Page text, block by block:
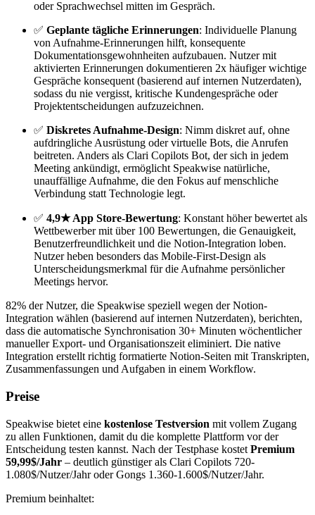
oder Sprachwechsel mitten im Gespräch.
✅ Geplante tägliche Erinnerungen: Individuelle Planung
von Aufnahme-Erinnerungen hilft, konsequente
Dokumentationsgewohnheiten aufzubauen. Nutzer mit
aktivierten Erinnerungen dokumentieren 2x häufiger wichtige
Gespräche konsequent (basierend auf internen Nutzerdaten),
sodass du nie vergisst, kritische Kundengespräche oder
Projektentscheidungen aufzuzeichnen.
✅ Diskretes Aufnahme-Design: Nimm diskret auf, ohne
aufdringliche Ausrüstung oder virtuelle Bots, die Anrufen
beitreten. Anders als Clari Copilots Bot, der sich in jedem
Meeting ankündigt, ermöglicht Speakwise natürliche,
unauffällige Aufnahme, die den Fokus auf menschliche
Verbindung statt Technologie legt.
✅ 4,9★ App Store-Bewertung: Konstant höher bewertet als
Wettbewerber mit über 100 Bewertungen, die Genauigkeit,
Benutzerfreundlichkeit und die Notion-Integration loben.
Nutzer heben besonders das Mobile-First-Design als
Unterscheidungsmerkmal für die Aufnahme persönlicher
Meetings hervor.
82% der Nutzer, die Speakwise speziell wegen der Notion-
Integration wählen (basierend auf internen Nutzerdaten), berichten,
dass die automatische Synchronisation 30+ Minuten wöchentlicher
manueller Export- und Organisationszeit eliminiert. Die native
Integration erstellt richtig formatierte Notion-Seiten mit Transkripten,
Zusammenfassungen und Aufgaben in einem Workflow.
Preise
Speakwise bietet eine kostenlose Testversion mit vollem Zugang
zu allen Funktionen, damit du die komplette Plattform vor der
Entscheidung testen kannst. Nach der Testphase kostet Premium
59,99$/Jahr – deutlich günstiger als Clari Copilots 720-
1.080$/Nutzer/Jahr oder Gongs 1.360-1.600$/Nutzer/Jahr.
Premium beinhaltet: